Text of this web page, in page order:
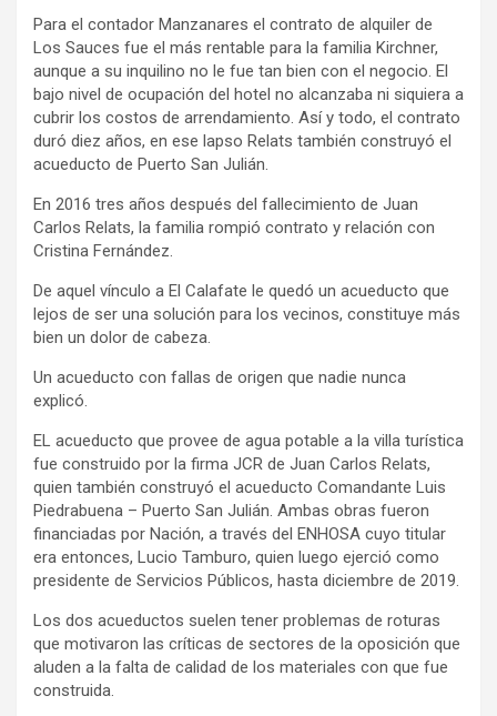
Para el contador Manzanares el contrato de alquiler de
Los Sauces fue el más rentable para la familia Kirchner,
aunque a su inquilino no le fue tan bien con el negocio. El
bajo nivel de ocupación del hotel no alcanzaba ni siquiera a
cubrir los costos de arrendamiento. Así y todo, el contrato
duró diez años, en ese lapso Relats también construyó el
acueducto de Puerto San Julián.
En 2016 tres años después del fallecimiento de Juan
Carlos Relats, la familia rompió contrato y relación con
Cristina Fernández.
De aquel vínculo a El Calafate le quedó un acueducto que
lejos de ser una solución para los vecinos, constituye más
bien un dolor de cabeza.
Un acueducto con fallas de origen que nadie nunca
explicó.
EL acueducto que provee de agua potable a la villa turística
fue construido por la firma JCR de Juan Carlos Relats,
quien también construyó el acueducto Comandante Luis
Piedrabuena – Puerto San Julián. Ambas obras fueron
financiadas por Nación, a través del ENHOSA cuyo titular
era entonces, Lucio Tamburo, quien luego ejerció como
presidente de Servicios Públicos, hasta diciembre de 2019.
Los dos acueductos suelen tener problemas de roturas
que motivaron las críticas de sectores de la oposición que
aluden a la falta de calidad de los materiales con que fue
construida.